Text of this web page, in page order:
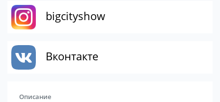
bigcityshow
Вконтакте
Описание